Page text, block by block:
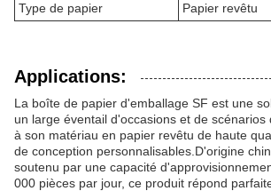
Type de papier
Papier revêtu
Applications:
La boîte de papier d'emballage SF est une
un large éventail d'occasions et de scénarios
à son matériau en papier revêtu de haute
de conception personnalisables.D'origine
soutenu par une capacité
000 pièces par jour, ce produit répond